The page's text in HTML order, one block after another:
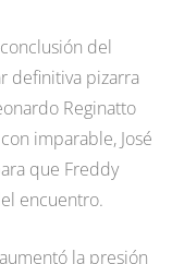
del
definitiva pizarra
Reginatto
imparable, José
que Freddy
encuentro.
la presión